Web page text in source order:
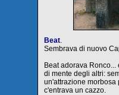
Beat.
Sembrava di nuovo
Beat adorava
di mente degli altri:
un'attrazione morbosa
c'entrava un cazzo.